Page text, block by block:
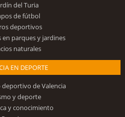
del Turia
de fútbol
deportivos
en parques y jardines
naturales
EN DEPORTE
de Valencia
y deporte
y conocimiento